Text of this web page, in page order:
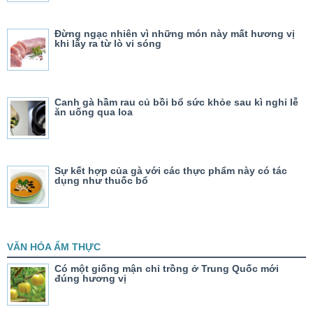
Đừng ngạc nhiên vì những món này mất hương vị
khi lấy ra từ lò vi sóng
Canh gà hầm rau củ bồi bổ sức khỏe sau kì nghỉ lễ
ăn uống qua loa
Sự kết hợp của gà với các thực phẩm này có tác
dụng như thuốc bổ
VĂN HÓA ẨM THỰC
Có một giống mận chỉ trồng ở Trung Quốc mới
đúng hương vị